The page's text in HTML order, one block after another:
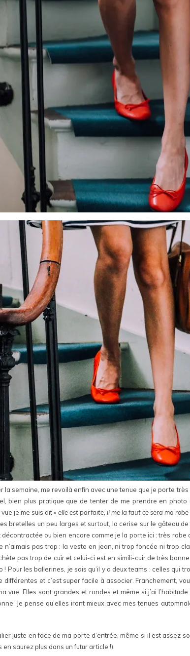
la semaine, me revoilà enfin avec une tenue que je porte
bien plus pratique que de tenter de me prendre en
je me suis dit« elle est parfaite, il me la faut ce sera ma
bretelles un peu larges et surtout, la cerise sur le gâteau
ou bien encore comme je la porte ici : très robe
n’aimais pas trop : la veste en jean, ni trop foncée ni trop
pas trop de cuir et celui-ci est en simili-cuir de très
! Pour les ballerines, je sais qu’il y a deux teams : celles
différentes et c’est super facile à associer. Franchement,
vue. Elles sont grandes et rondes et même si j’ai
Je pense qu’elles iront mieux avec mes tenues
juste en face de ma porte d’entrée, même si il est
en saurez plus dans un futur article !).